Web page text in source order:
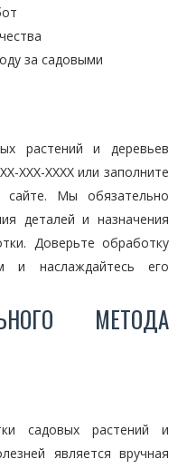
за садовыми
растений и деревьев
XXX-XXXX или заполните
Мы обязательно
деталей и назначения
Доверьте обработку
и наслаждайтесь его
МЕТОДА
садовых растений и
является вручная